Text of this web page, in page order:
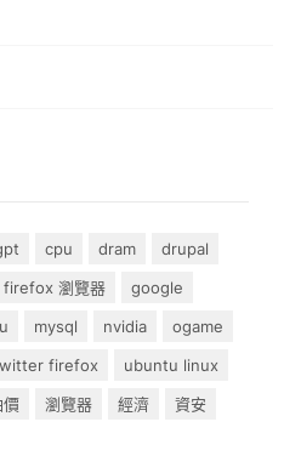
cpu dram
drupal
firefox 瀏覽器
google
mysql nvidia
ogame
firefox
ubuntu linux
價 瀏覽器 經濟
資安